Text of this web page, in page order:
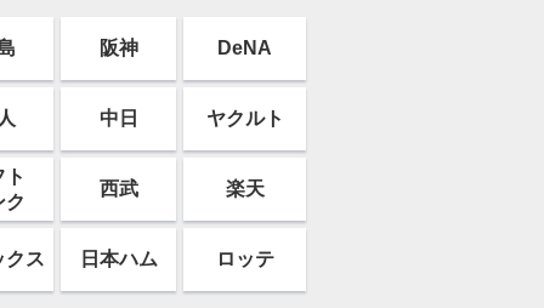
阪神 DeNA
中日 ヤクルト
ト
ク
西武 楽天
クス 日本ハム ロッテ